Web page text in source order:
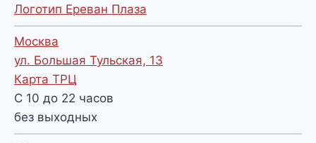
Логотип Ереван Плаза
Москва
ул. Большая Тульская, 13
Карта ТРЦ
С 10 до 22 часов
без выходных